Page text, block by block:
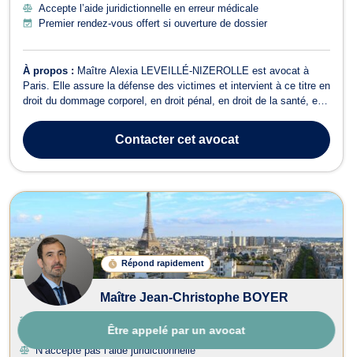
Être appelé par un avocat
Accepte l’aide juridictionnelle en erreur médicale
Premier rendez-vous offert si ouverture de dossier
À propos : Maître Alexia LEVEILLÉ-NIZEROLLE est avocat à
Paris. Elle assure la défense des victimes et intervient à ce titre en
droit du dommage corporel, en droit pénal, en droit de la santé, en
NIZEROLLE exerce en droit du dommage corporel pour des
préjudices résultant d...Contactercet avocat
Répond rapidement
Maître Jean-Christophe BOYER
N’accepte pas l’aide juridictionnelle